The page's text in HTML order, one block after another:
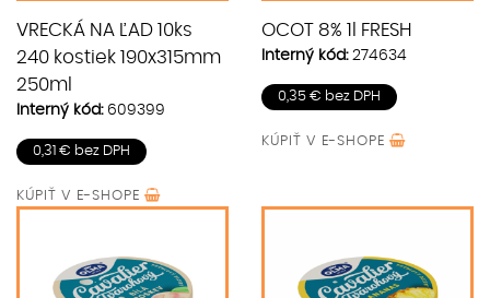
VRECKÁ NA ĽAD 10ks
240 kostiek 190x315mm
250ml
Interný kód:609399
0,31 € bez DPH
KÚPIŤ V E-SHOPE
OCOT 8% 1l FRESH
Interný kód:274634
0,35 € bez DPH
KÚPIŤ V E-SHOPE